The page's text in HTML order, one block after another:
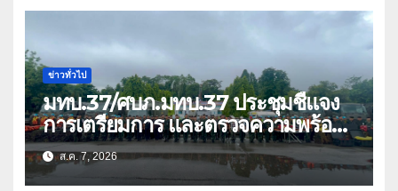
ข่าวทั่วไป
มทบ.37/ศบภ.มทบ.37 ประชุมชี้แจง
การเตรียมการ และตรวจความพร้อม
ด้านการบรรเทาสาธารณภัย
ส.ค. 7, 2026